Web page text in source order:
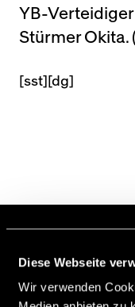
Diese Webseite
Wir verwenden
YB-
Stürmer Okita.
[sst][dg]